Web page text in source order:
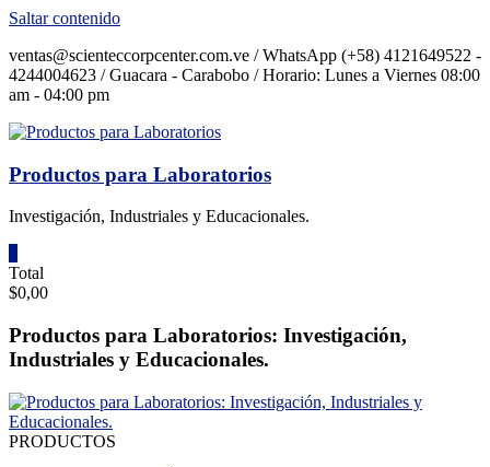
Saltar contenido
ventas@scienteccorpcenter.com.ve / WhatsApp (+58) 4121649522 -
4244004623 / Guacara - Carabobo / Horario: Lunes a Viernes 08:00
am - 04:00 pm
Productos para Laboratorios
Investigación, Industriales y Educacionales.
Total
$0,00
Productos para Laboratorios: Investigación,
Industriales y Educacionales.
PRODUCTOS